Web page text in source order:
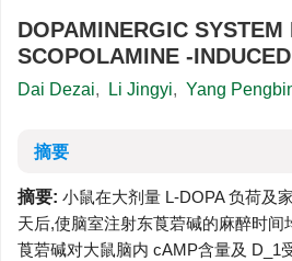
DOPAMINERGIC
SCOPOLAMINE -
Dai Dezai, Li Jingyi, Yang
摘要
摘要: 小鼠在大剂量 L-DOPA 负荷及
天后,使脑室注射东莨菪碱的麻醉时间
莨菪碱对大鼠脑内 cAMP含量及 D_1